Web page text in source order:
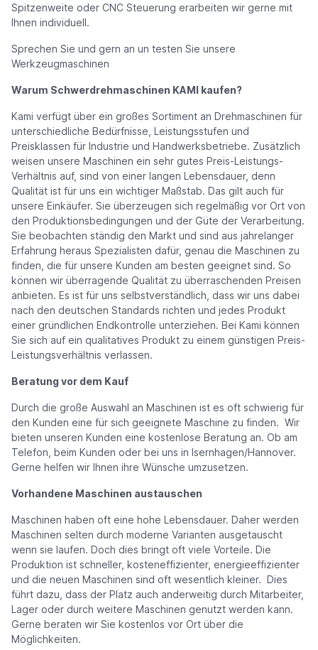
Spitzenweite oder CNC Steuerung erarbeiten wir gerne mit
Ihnen individuell.
Sprechen Sie und gern an un testen Sie unsere
Werkzeugmaschinen
Warum Schwerdrehmaschinen KAMI kaufen?
Kami verfügt über ein großes Sortiment an Drehmaschinen für
unterschiedliche Bedürfnisse, Leistungsstufen und
Preisklassen für Industrie und Handwerksbetriebe. Zusätzlich
weisen unsere Maschinen ein sehr gutes Preis-Leistungs-
Verhältnis auf, sind von einer langen Lebensdauer, denn
Qualität ist für uns ein wichtiger Maßstab. Das gilt auch für
unsere Einkäufer. Sie überzeugen sich regelmäßig vor Ort von
den Produktionsbedingungen und der Güte der Verarbeitung.
Sie beobachten ständig den Markt und sind aus jahrelanger
Erfahrung heraus Spezialisten dafür, genau die Maschinen zu
finden, die für unsere Kunden am besten geeignet sind. So
können wir überragende Qualität zu überraschenden Preisen
anbieten. Es ist für uns selbstverständlich, dass wir uns dabei
nach den deutschen Standards richten und jedes Produkt
einer gründlichen Endkontrolle unterziehen. Bei Kami können
Sie sich auf ein qualitatives Produkt zu einem günstigen Preis-
Leistungsverhältnis verlassen.
Beratung vor dem Kauf
Durch die große Auswahl an Maschinen ist es oft schwierig für
den Kunden eine für sich geeignete Maschine zu finden. Wir
bieten unseren Kunden eine kostenlose Beratung an. Ob am
Telefon, beim Kunden oder bei uns in Isernhagen/Hannover.
Gerne helfen wir Ihnen ihre Wünsche umzusetzen.
Vorhandene Maschinen austauschen
Maschinen haben oft eine hohe Lebensdauer. Daher werden
Maschinen selten durch moderne Varianten ausgetauscht
wenn sie laufen. Doch dies bringt oft viele Vorteile. Die
Produktion ist schneller, kosteneffizienter, energieeffizienter
und die neuen Maschinen sind oft wesentlich kleiner. Dies
führt dazu, dass der Platz auch anderweitig durch Mitarbeiter,
Lager oder durch weitere Maschinen genutzt werden kann.
Gerne beraten wir Sie kostenlos vor Ort über die
Möglichkeiten.